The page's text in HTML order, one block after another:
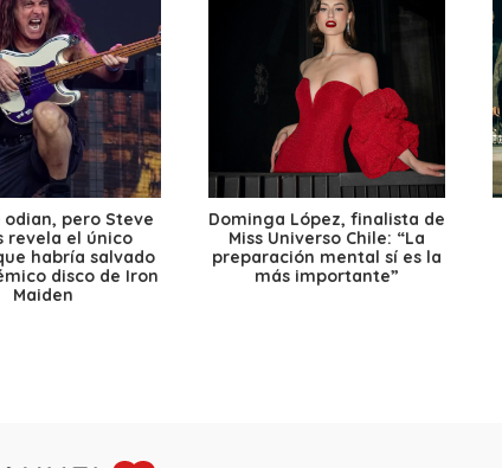
odian, pero Steve
revela el único
habría salvado
disco de Iron
Maiden
Dominga López, finalista de
Miss Universo Chile: “La
preparación mental sí es la
más importante”